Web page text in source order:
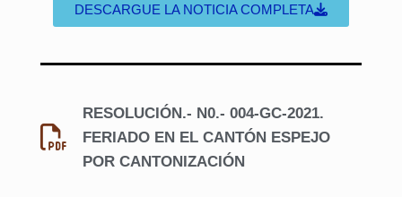
DESCARGUE LA NOTICIA COMPLETA
RESOLUCIÓN.- N0.- 004-GC-2021.
FERIADO EN EL CANTÓN ESPEJO
POR CANTONIZACIÓN